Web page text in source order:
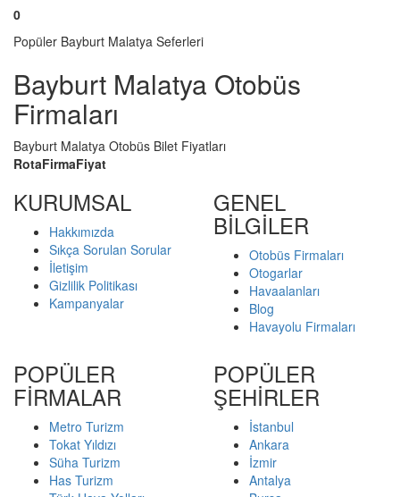
0
Popüler Bayburt Malatya Seferleri
Bayburt Malatya Otobüs
Firmaları
Bayburt Malatya Otobüs Bilet Fiyatları
RotaFirmaFiyat
KURUMSAL
Hakkımızda
Sıkça Sorulan Sorular
İletişim
Gizlilik Politikası
Kampanyalar
GENEL
BİLGİLER
Otobüs Firmaları
Otogarlar
Havaalanları
Blog
Havayolu Firmaları
POPÜLER
FİRMALAR
Metro Turizm
Tokat Yıldızı
Süha Turizm
Has Turizm
POPÜLER
ŞEHİRLER
İstanbul
Ankara
İzmir
Antalya